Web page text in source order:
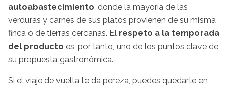
autoabastecimiento, donde la mayoría de las
verduras y carnes de sus platos provienen de su misma
finca o de tierras cercanas. El respeto a la temporada
del producto es, por tanto, uno de los puntos clave de
su propuesta gastronómica.
Si el viaje de vuelta te da pereza, puedes quedarte en